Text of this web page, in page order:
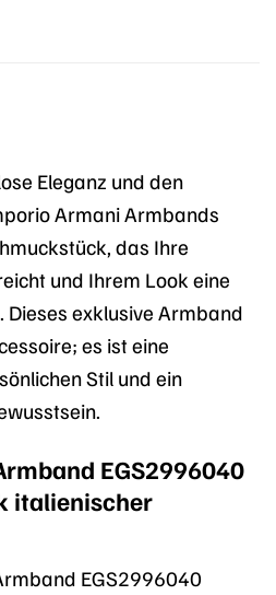
Eleganz und den
Armani Armbands
das Ihre
und Ihrem Look eine
Dieses exklusive Armband
es ist eine
Stil und ein
EGS2996040
italienischer
EGS2996040